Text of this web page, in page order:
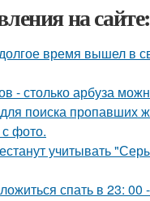
на сайте:
время вышел в
- столько арбуза
поиска пропавших
с фото.
учитывать
спать в 23: